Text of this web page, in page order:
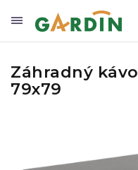
Záhradný
79x79